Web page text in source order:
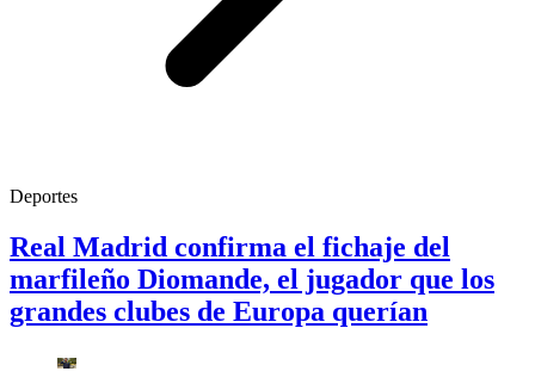
Deportes
Real Madrid confirma el fichaje del
marfileño Diomande, el jugador que los
grandes clubes de Europa querían